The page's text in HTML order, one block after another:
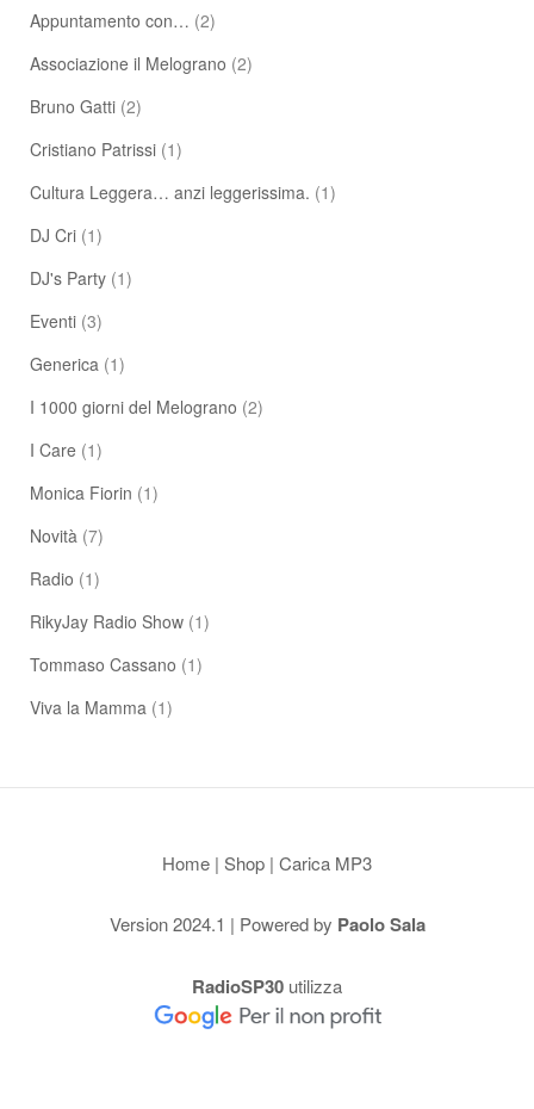
Appuntamento con… (2)
Associazione il Melograno (2)
Bruno Gatti (2)
Cristiano Patrissi (1)
Cultura Leggera… anzi leggerissima. (1)
DJ Cri (1)
DJ's Party (1)
Eventi (3)
Generica (1)
I 1000 giorni del Melograno (2)
I Care (1)
Monica Fiorin (1)
Novità (7)
Radio (1)
RikyJay Radio Show (1)
Tommaso Cassano (1)
Viva la Mamma (1)
Home | Shop | Carica MP3
Version 2024.1 | Powered by Paolo Sala
RadioSP30 utilizza